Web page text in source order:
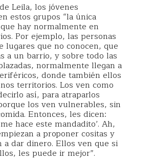
Leila, los jóvenes
estos grupos “la única
hay normalmente en
Por ejemplo, las personas
lugares que no conocen, que
a un barrio, y sobre todo las
normalmente llegan a
donde también ellos
territorios. Los ven como
así, para atraparlos
los ven vulnerables, sin
Entonces, les dicen:
hace este mandadito’. Ah,
a proponer cositas y
a dar dinero. Ellos ven que si
les puede ir mejor”.